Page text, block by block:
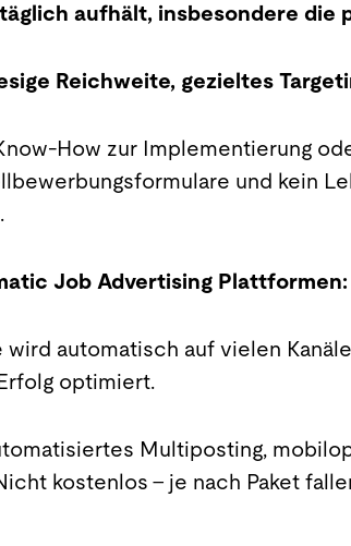
aufhält, insbesondere die
Reichweite, gezieltes
How zur Implementierung
und kein
Job Advertising
wird automatisch auf vielen
optimiert.
Multiposting,
kostenlos – je nach Paket